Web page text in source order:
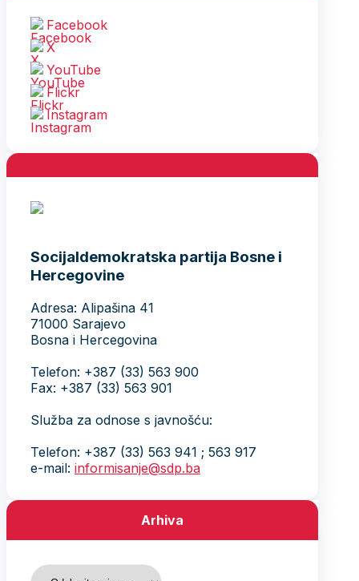
Facebook
X
YouTube
Flickr
Instagram
Socijaldemokratska partija Bosne i
Hercegovine
Adresa: Alipašina 41
71000 Sarajevo
Bosna i Hercegovina
Telefon: +387 (33) 563 900
Fax: +387 (33) 563 901
Služba za odnose s javnošću:
Telefon: +387 (33) 563 941 ; 563 917
e-mail: informisanje@sdp.ba
Arhiva
Arhiva